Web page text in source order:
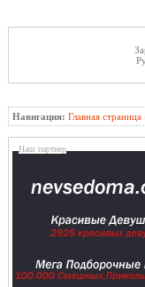
Навигация: Главная страница
Наш партнер